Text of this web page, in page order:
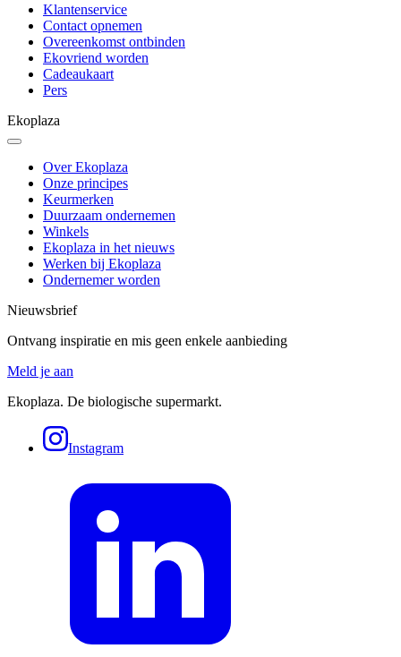
Klantenservice
Contact opnemen
Overeenkomst ontbinden
Ekovriend worden
Cadeaukaart
Pers
Ekoplaza
Over Ekoplaza
Onze principes
Keurmerken
Duurzaam ondernemen
Winkels
Ekoplaza in het nieuws
Werken bij Ekoplaza
Ondernemer worden
Nieuwsbrief
Ontvang inspiratie en mis geen enkele aanbieding
Meld je aan
Ekoplaza. De biologische supermarkt.
Instagram